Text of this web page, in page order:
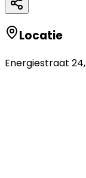
Locatie
Energiestraat 24,